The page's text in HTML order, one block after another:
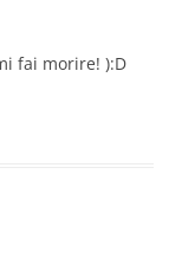
fai morire! ):D